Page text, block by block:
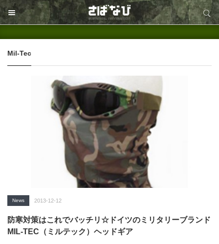
サイト内検索
Mil-Tec
News 2013-12-12
防寒対策はこれでバッチリ☆ドイツのミリタリーブランド
MIL-TEC（ミルテック）ヘッドギア
サイト内検索